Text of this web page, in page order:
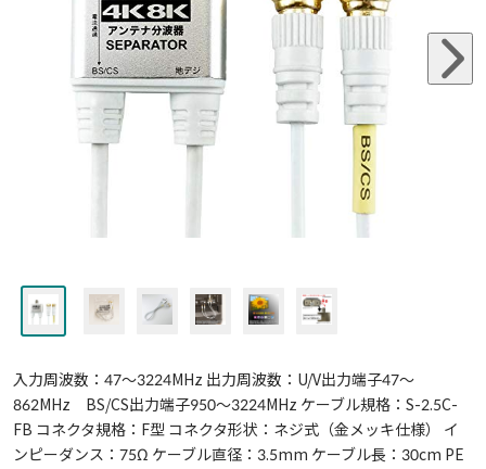
入力周波数：47～3224MHz 出力周波数：U/V出力端子47～
862MHz BS/CS出力端子950～3224MHz ケーブル規格：S-2.5C-
FB コネクタ規格：F型 コネクタ形状：ネジ式（金メッキ仕様） イ
ンピーダンス：75Ω ケーブル直径：3.5mm ケーブル長：30cm PE